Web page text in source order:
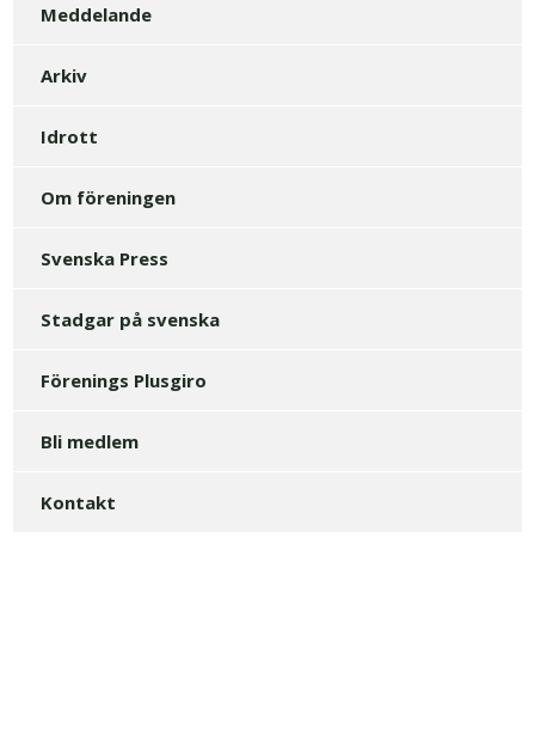
Meddelande
Arkiv
Idrott
Om föreningen
Svenska Press
Stadgar på svenska
Förenings Plusgiro
Bli medlem
Kontakt